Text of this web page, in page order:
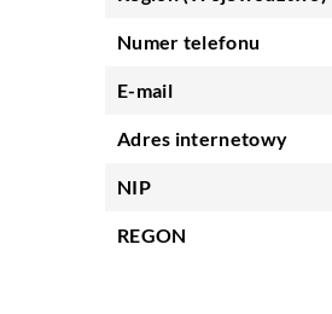
Numer telefonu
E-mail
Adres internetowy
NIP
REGON